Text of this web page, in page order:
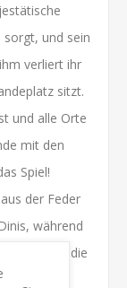
sorgt, und sein
verliert ihr
sitzt.
und alle Orte
mit den
Spiel!
der Feder
während
die
erweckt.